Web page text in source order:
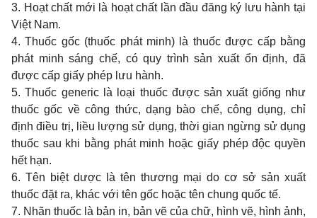
3. Hoạt chất mới là hoạt chất lần đầu đăng ký lưu hành tại
Việt Nam.
4. Thuốc gốc (thuốc phát minh) là thuốc được cấp bằng
phát minh sáng chế, có quy trình sản xuất ổn định, đã
được cấp giấy phép lưu hành.
5. Thuốc generic là loại thuốc được sản xuất giống như
thuốc gốc về công thức, dạng bào chế, công dụng, chỉ
định điều trị, liều lượng sử dụng, thời gian ngừng sử dụng
thuốc sau khi bằng phát minh hoặc giấy phép độc quyền
hết hạn.
6. Tên biệt dược là tên thương mại do cơ sở sản xuất
thuốc đặt ra, khác với tên gốc hoặc tên chung quốc tế.
7. Nhãn thuốc là bản in, bản vẽ của chữ, hình vẽ, hình ảnh,